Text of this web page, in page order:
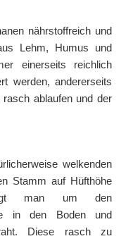
nährstoffreich und
Lehm, Humus und
einerseits reichlich
werden, andererseits
ablaufen und der
welkenden
Stamm auf Hüfthöhe
man um den
in den Boden und
Diese rasch zu